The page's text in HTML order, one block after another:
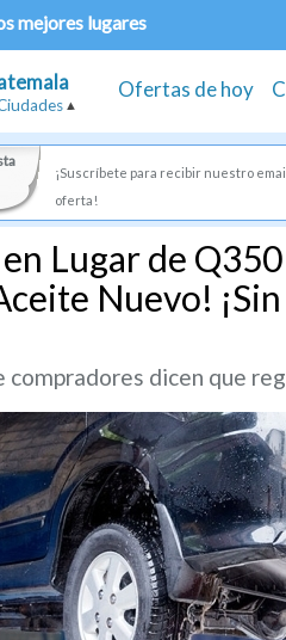
mejores lugares
Ofertas de hoy
¡Suscríbete para recibir nuestro
oferta!
en Lugar de
Nuevo!
compradores dicen que